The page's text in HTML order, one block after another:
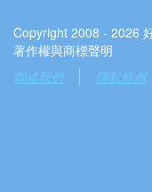
Copyright 2008 - 2026
著作權與商標聲明
聯絡我們
隱私條例